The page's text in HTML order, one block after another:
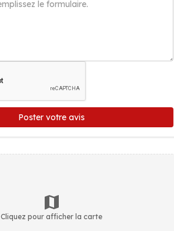
Poster votre avis
Cliquez pour afficher la carte